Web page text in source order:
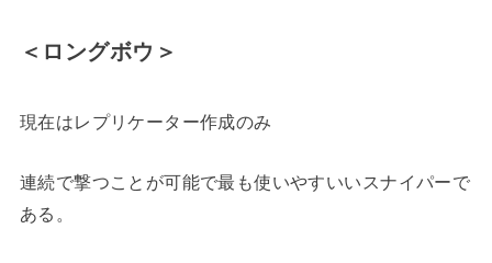
＜ロングボウ＞
現在はレプリケーター作成のみ
連続で撃つことが可能で最も使いやすいいスナイパーで
ある。